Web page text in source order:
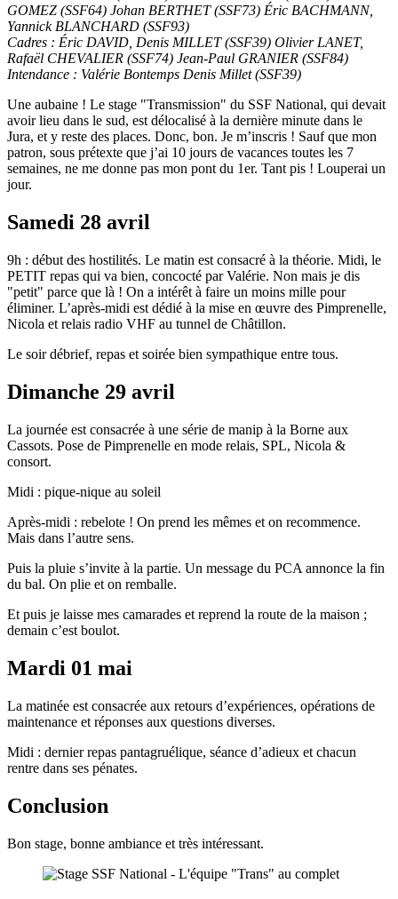
GOMEZ (SSF64) Johan BERTHET (SSF73) Éric BACHMANN,
Yannick BLANCHARD (SSF93)
Cadres : Éric DAVID, Denis MILLET (SSF39) Olivier LANET,
Rafaël CHEVALIER (SSF74) Jean-Paul GRANIER (SSF84)
Intendance : Valérie Bontemps Denis Millet (SSF39)
Une aubaine ! Le stage "Transmission" du SSF National, qui devait
avoir lieu dans le sud, est délocalisé à la dernière minute dans le
Jura, et y reste des places. Donc, bon. Je m’inscris ! Sauf que mon
patron, sous prétexte que j’ai 10 jours de vacances toutes les 7
semaines, ne me donne pas mon pont du 1er. Tant pis ! Louperai un
jour.
Samedi 28 avril
9h : début des hostilités. Le matin est consacré à la théorie. Midi, le
PETIT repas qui va bien, concocté par Valérie. Non mais je dis
"petit" parce que là ! On a intérêt à faire un moins mille pour
éliminer. L’après-midi est dédié à la mise en œuvre des Pimprenelle,
Nicola et relais radio VHF au tunnel de Châtillon.
Le soir débrief, repas et soirée bien sympathique entre tous.
Dimanche 29 avril
La journée est consacrée à une série de manip à la Borne aux
Cassots. Pose de Pimprenelle en mode relais, SPL, Nicola &
consort.
Midi : pique-nique au soleil
Après-midi : rebelote ! On prend les mêmes et on recommence.
Mais dans l’autre sens.
Puis la pluie s’invite à la partie. Un message du PCA annonce la fin
du bal. On plie et on remballe.
Et puis je laisse mes camarades et reprend la route de la maison ;
demain c’est boulot.
Mardi 01 mai
La matinée est consacrée aux retours d’expériences, opérations de
maintenance et réponses aux questions diverses.
Midi : dernier repas pantagruélique, séance d’adieux et chacun
rentre dans ses pénates.
Conclusion
Bon stage, bonne ambiance et très intéressant.